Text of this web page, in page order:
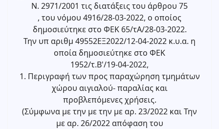
Ν. 2971/2001 τις διατάξεις του άρθρου 75
, του νόμου 4916/28-03-2022, ο οποίος
δημοσιεύτηκε στο ΦΕΚ 65/τΑ/28-03-2022.
Την υπ αριθμ 49552ΕΞ2022/12-04-2022 κ.υ.α. η
οποία δημοσιεύτηκε στο ΦΕΚ
1952/τ.Β'/19-04-2022,
1. Περιγραφή των προς παραχώρηση τμημάτων
χώρου αιγιαλού- παραλίας και
προβλεπόμενες χρήσεις.
(Σύμφωνα με την με την με αρ. 23/2022 και Την
με αρ. 26/2022 απόφαση του